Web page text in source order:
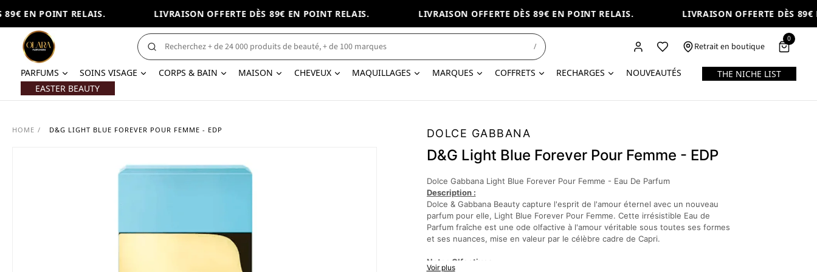
EN POINT RELAIS. LIVRAISON OFFERTE DÈS 89€ EN POINT RELAIS. LIVRAISON OFFERTE DÈS 89€ EN POINT RELAIS. LIVRAISON OFFERTE DÈS 89€
/ Retrait en boutique
0
PARFUMS SOINS VISAGE CORPS & BAIN MAISON CHEVEUX MAQUILLAGES MARQUES COFFRETS RECHARGES NOUVEAUTÉS
THE NICHE LIST
EASTER BEAUTY
HOME / D&G LIGHT BLUE FOREVER POUR FEMME - EDP DOLCE GABBANA
D&G Light Blue Forever Pour Femme - EDP
Dolce Gabbana Light Blue Forever Pour Femme - Eau De Parfum
Description :
Dolce & Gabbana Beauty capture l'esprit de l'amour éternel avec un nouveau
parfum pour elle, Light Blue Forever Pour Femme. Cette irrésistible Eau de
Parfum fraîche est une ode olfactive à l'amour véritable sous toutes ses formes
et ses nuances, mise en valeur par le célèbre cadre de Capri.
Notes Olfactives :
Voir plus